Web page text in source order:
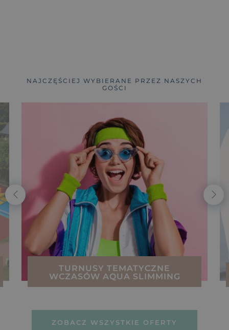
NAJCZĘŚCIEJ WYBIERANE PRZEZ NASZYCH
GOŚCI
TURNUSY TEMATYCZNE
WCZASÓW AQUA SLIMMING
ZOBACZ WSZYSTKIE OFERTY